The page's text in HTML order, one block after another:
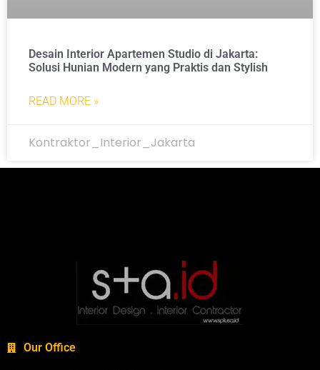
Desain Interior Apartemen Studio di Jakarta:
Solusi Hunian Modern yang Praktis dan Stylish
READ MORE »
Kontraktor_Interior_Jakarta
Our Office